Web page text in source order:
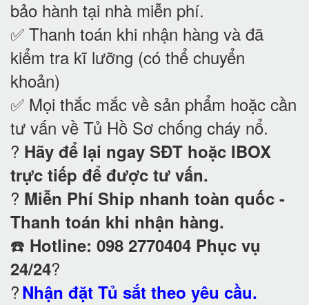
bảo hành tại nhà miễn phí.
✅ Thanh toán khi nhận hàng và đã
kiểm tra kĩ lưỡng (có thể chuyển
khoản)
✅ Mọi thắc mắc về sản phẩm hoặc cần
tư vấn về Tủ Hồ Sơ chống cháy nổ.
? Hãy để lại ngay SĐT hoặc IBOX
trực tiếp để được tư vấn.
? Miễn Phí Ship nhanh toàn quốc -
Thanh toán khi nhận hàng.
☎️ Hotline: 098 2770404 Phục vụ
24/24?
?Nhận đặt Tủ sắt theo yêu cầu.